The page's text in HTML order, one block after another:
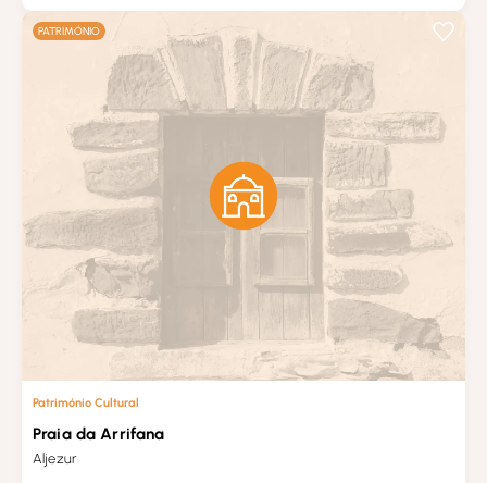
PATRIMÓNIO
Património Cultural
Praia da Arrifana
Aljezur